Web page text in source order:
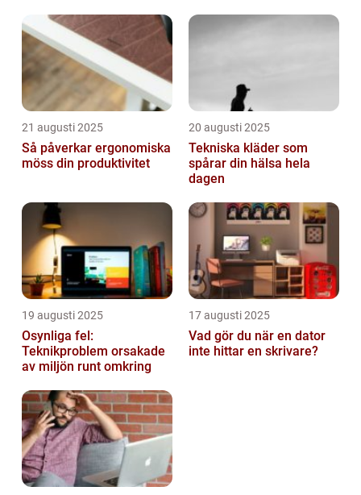
21 augusti 2025
Så påverkar ergonomiska
möss din produktivitet
20 augusti 2025
Tekniska kläder som
spårar din hälsa hela
dagen
19 augusti 2025
Osynliga fel:
Teknikproblem orsakade
av miljön runt omkring
17 augusti 2025
Vad gör du när en dator
inte hittar en skrivare?